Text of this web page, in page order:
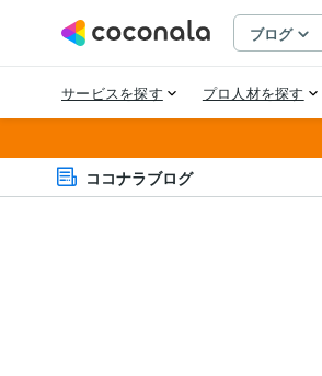
ココナラブログ